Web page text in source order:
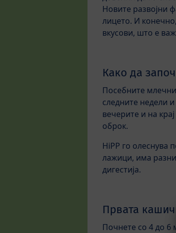
Новите развојни
лицето. И
вкусови, што е
Како да
Посебните
следните недели
вечерите и на
оброк.
HiPP го олеснува
лажици, има разни
дигестија.
Првата
Почнете со 4 до 6